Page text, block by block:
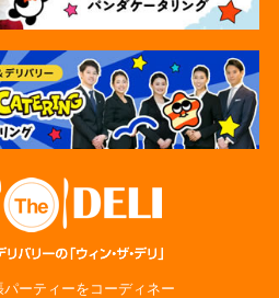
ーティーをコーディネー